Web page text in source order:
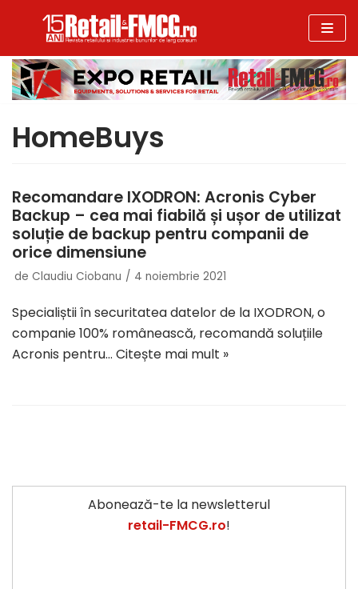
la
conținut
HomeBuys
Recomandare IXODRON: Acronis Cyber
Backup – cea mai fiabilă și ușor de utilizat
soluție de backup pentru companii de
orice dimensiune
de Claudiu Ciobanu 4 noiembrie 2021
Specialiștii în securitatea datelor de la IXODRON, o
companie 100% românească, recomandă soluțiile
Acronis pentru… Citește mai mult »
Abonează-te la newsletterul
retail-FMCG.ro!